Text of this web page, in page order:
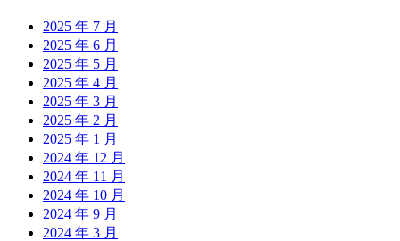
2025 年 7 月
2025 年 6 月
2025 年 5 月
2025 年 4 月
2025 年 3 月
2025 年 2 月
2025 年 1 月
2024 年 12 月
2024 年 11 月
2024 年 10 月
2024 年 9 月
2024 年 3 月